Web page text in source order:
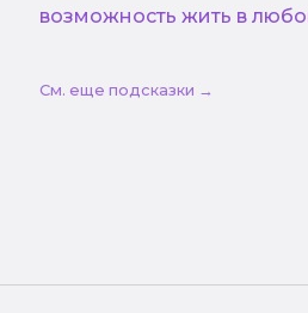
возможность жить в
См. еще подсказки →